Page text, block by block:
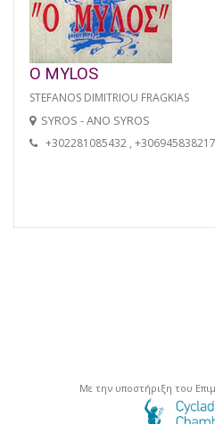
O MYLOS
STEFANOS DIMITRIOU FRAGKIAS
SYROS - ANO SYROS
+302281085432 , +306945838217
Με την υποστήριξη του